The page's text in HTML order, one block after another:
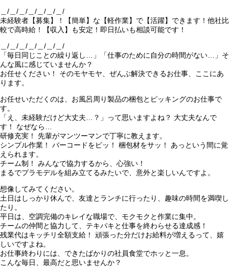
＿/＿/＿/＿/＿/＿/＿/
未経験者【募集】！【簡単】な【軽作業】で【活躍】できます！他社比
較で高時給！【収入】も安定！即日払いも相談可能です！
＿/＿/＿/＿/＿/＿/＿/
「毎日同じことの繰り返し…」「仕事のために自分の時間がない…」そ
んな風に感じていませんか？
お任せください！ そのモヤモヤ、ぜんぶ解決できるお仕事、ここにあ
ります。
お任せいただくのは、お風呂周り製品の梱包とピッキングのお仕事で
す。
「え、未経験だけど大丈夫…？」って思いますよね？ 大丈夫なんで
す！ なぜなら…
研修充実！ 先輩がマンツーマンで丁寧に教えます。
シンプル作業！ バーコードをピッ！ 梱包材をサッ！ あっという間に覚
えられます。
チーム制！ みんなで協力するから、心強い！
まるでプラモデルを組み立てるみたいで、意外と楽しいんですよ。
想像してみてください。
土日はしっかり休んで、友達とランチに行ったり、趣味の時間を満喫し
たり。
平日は、空調完備のキレイな職場で、モクモクと作業に集中。
チームの仲間と協力して、テキパキと仕事を終わらせる達成感！
残業代はキッチリ全額支給！ 頑張った分だけお給料が増えるって、嬉
しいですよね。
お仕事終わりには、できたばかりの社員食堂でホッと一息。
こんな毎日、最高だと思いませんか？